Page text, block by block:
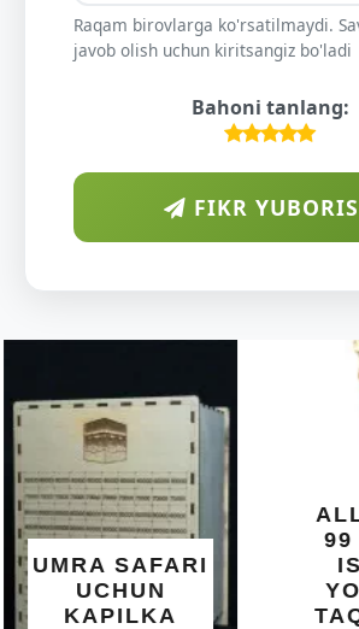
Raqam birovlarga ko'rsatilmaydi.
javob olish uchun kiritsangiz bo'ladi
Bahoni tanlang:
FIKR
ALLOHNING
99 GO'ZAL
ISMLARI
YOZILGAN
TAQINCHOQ